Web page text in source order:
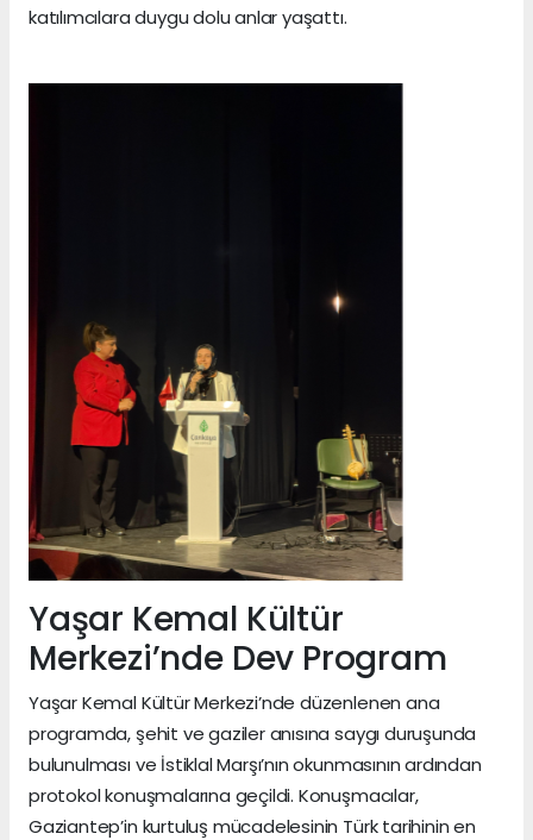
katılımcılara duygu dolu anlar yaşattı.
Yaşar Kemal Kültür
Merkezi’nde Dev Program
Yaşar Kemal Kültür Merkezi’nde düzenlenen ana
programda, şehit ve gaziler anısına saygı duruşunda
bulunulması ve İstiklal Marşı’nın okunmasının ardından
protokol konuşmalarına geçildi. Konuşmacılar,
Gaziantep’in kurtuluş mücadelesinin Türk tarihinin en